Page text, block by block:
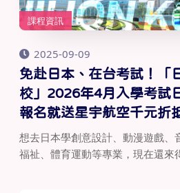
課程資訊
2025-09-09
免赴日本、在台考試！「
校」2026年4月入學考試
報名就送星宇航空千元折
想去日本學創意設計、動漫遊戲、
福祉、體育運動等專業，現在還來